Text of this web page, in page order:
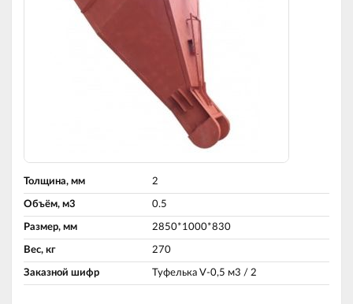
Толщина, мм 2
Объём, м3 0.5
Размер, мм 2850*1000*830
Вес, кг 270
Заказной шифр Туфелька V-0,5 м3 / 2